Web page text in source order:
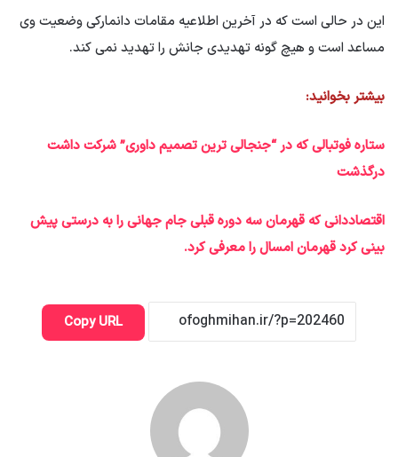
این در حالی است که در آخرین اطلاعیه مقامات دانمارکی وضعیت وی
مساعد است و هیچ گونه تهدیدی جانش را تهدید نمی کند.
بیشتر بخوانید:
ستاره فوتبالی که در “جنجالی ترین تصمیم داوری” شرکت داشت
درگذشت
اقتصاددانی که قهرمان سه دوره قبلی جام جهانی را به درستی پیش
بینی کرد قهرمان امسال را معرفی کرد.
Copy URL